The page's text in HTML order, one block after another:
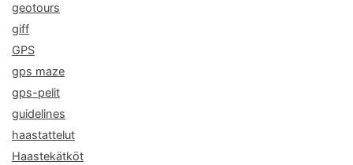
geotours
giff
GPS
gps maze
gps-pelit
guidelines
haastattelut
Haastekätköt